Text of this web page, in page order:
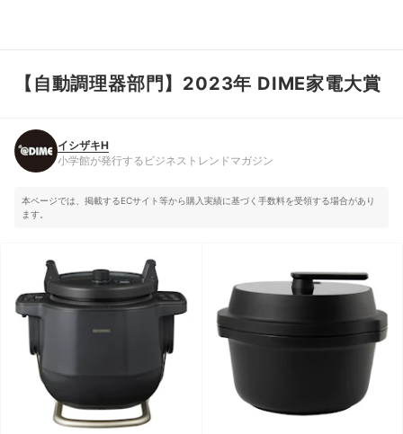
イシザキH
小学館が発行するビジネストレンドマガジン
【自動調理器部門】2023年 DIME家電大賞
イシザキH
小学館が発行するビジネストレンドマガジン
本ページでは、掲載するECサイト等から購入実績に基づく手数料を受領する場合があり
ます。